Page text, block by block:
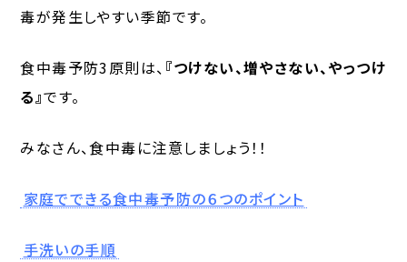
毒が発生しやすい季節です。
食中毒予防3原則は、 『つけない、増やさない、やっつけ
る』です。
みなさん、食中毒に注意しましょう！！
家庭でできる食中毒予防の６つのポイント
手洗いの手順